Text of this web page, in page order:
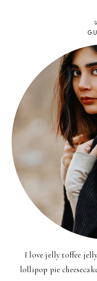
I love jelly toffee
lollipop pie